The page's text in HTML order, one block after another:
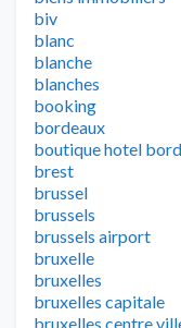
biv
blanc
blanche
blanches
booking
bordeaux
boutique hotel
brest
brussel
brussels
brussels airport
bruxelle
bruxelles
bruxelles capitale
bruxelles centre